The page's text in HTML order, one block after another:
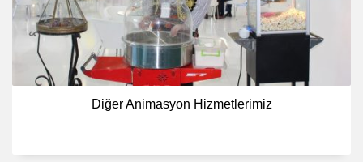
Diğer Animasyon Hizmetlerimiz